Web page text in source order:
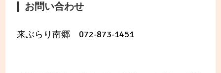
お問い合わせ
来ぶらり南郷 072-873-1451